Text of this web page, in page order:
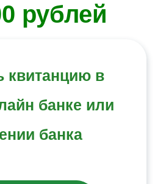
рублей
квитанцию в
банке или
банка